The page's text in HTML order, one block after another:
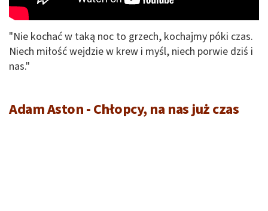
"Nie kochać w taką noc to grzech, kochajmy póki czas.
Niech miłość wejdzie w krew i myśl, niech porwie dziś i
nas."
Adam Aston - Chłopcy, na nas już czas